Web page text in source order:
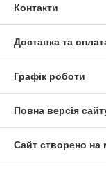
Контакти
Доставка та
Графік роботи
Повна версія
Сайт створено на